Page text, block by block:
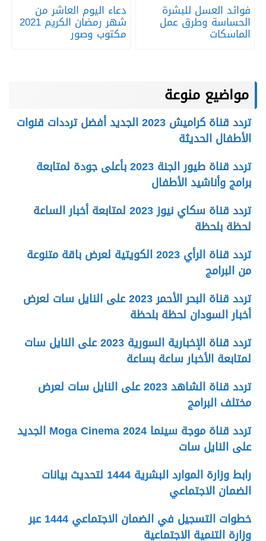
فوائد العسل للبشرة
الحساسة وطرق عمل
الماسكات
دعاء اليوم العاشر من
شهر رمضان الكريم 2021
مكتوب وصور
مواضيع منوعة
تردد قناة كراميش 2023 الجديد أفضل ترددات قنوات
الأطفال الحديثة
تردد قناة طيور الجنة 2023 بأعلى جودة لمتابعة
برامج وأناشيد الأطفال
تردد قناة سكاي نيوز 2023 لمتابعة أخبار الساعة
لحظة بلحظة
تردد قناة الرأي 2023 الكويتية لعرض باقة متنوعة
من البرامج
تردد قناة البحر الأحمر 2023 على النايل سات لعرض
أخبار السودان لحظة بلحظة
تردد قناة الإخبارية السورية 2023 على النايل سات
لمتابعة الأخبار ساعة بساعة
تردد قناة الشاهد 2023 على النايل سات لعرض
مختلف البرامج
تردد قناة موجة سينما 2024 Moga Cinema الجديد
على النايل سات
رابط وزارة الموارد البشرية 1444 لتحديث بيانات
الضمان الاجتماعي
خطوات التسجيل في الضمان الاجتماعي 1444 عبر
وزارة التنمية الاجتماعية